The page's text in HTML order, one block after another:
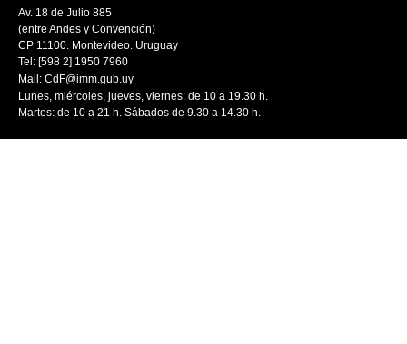
Av. 18 de Julio 885
(entre Andes y Convención)
CP 11100. Montevideo. Uruguay
Tel: [598 2] 1950 7960
Mail: CdF@imm.gub.uy
Lunes, miércoles, jueves, viernes: de 10 a 19.30 h.
Martes: de 10 a 21 h. Sábados de 9.30 a 14.30 h.